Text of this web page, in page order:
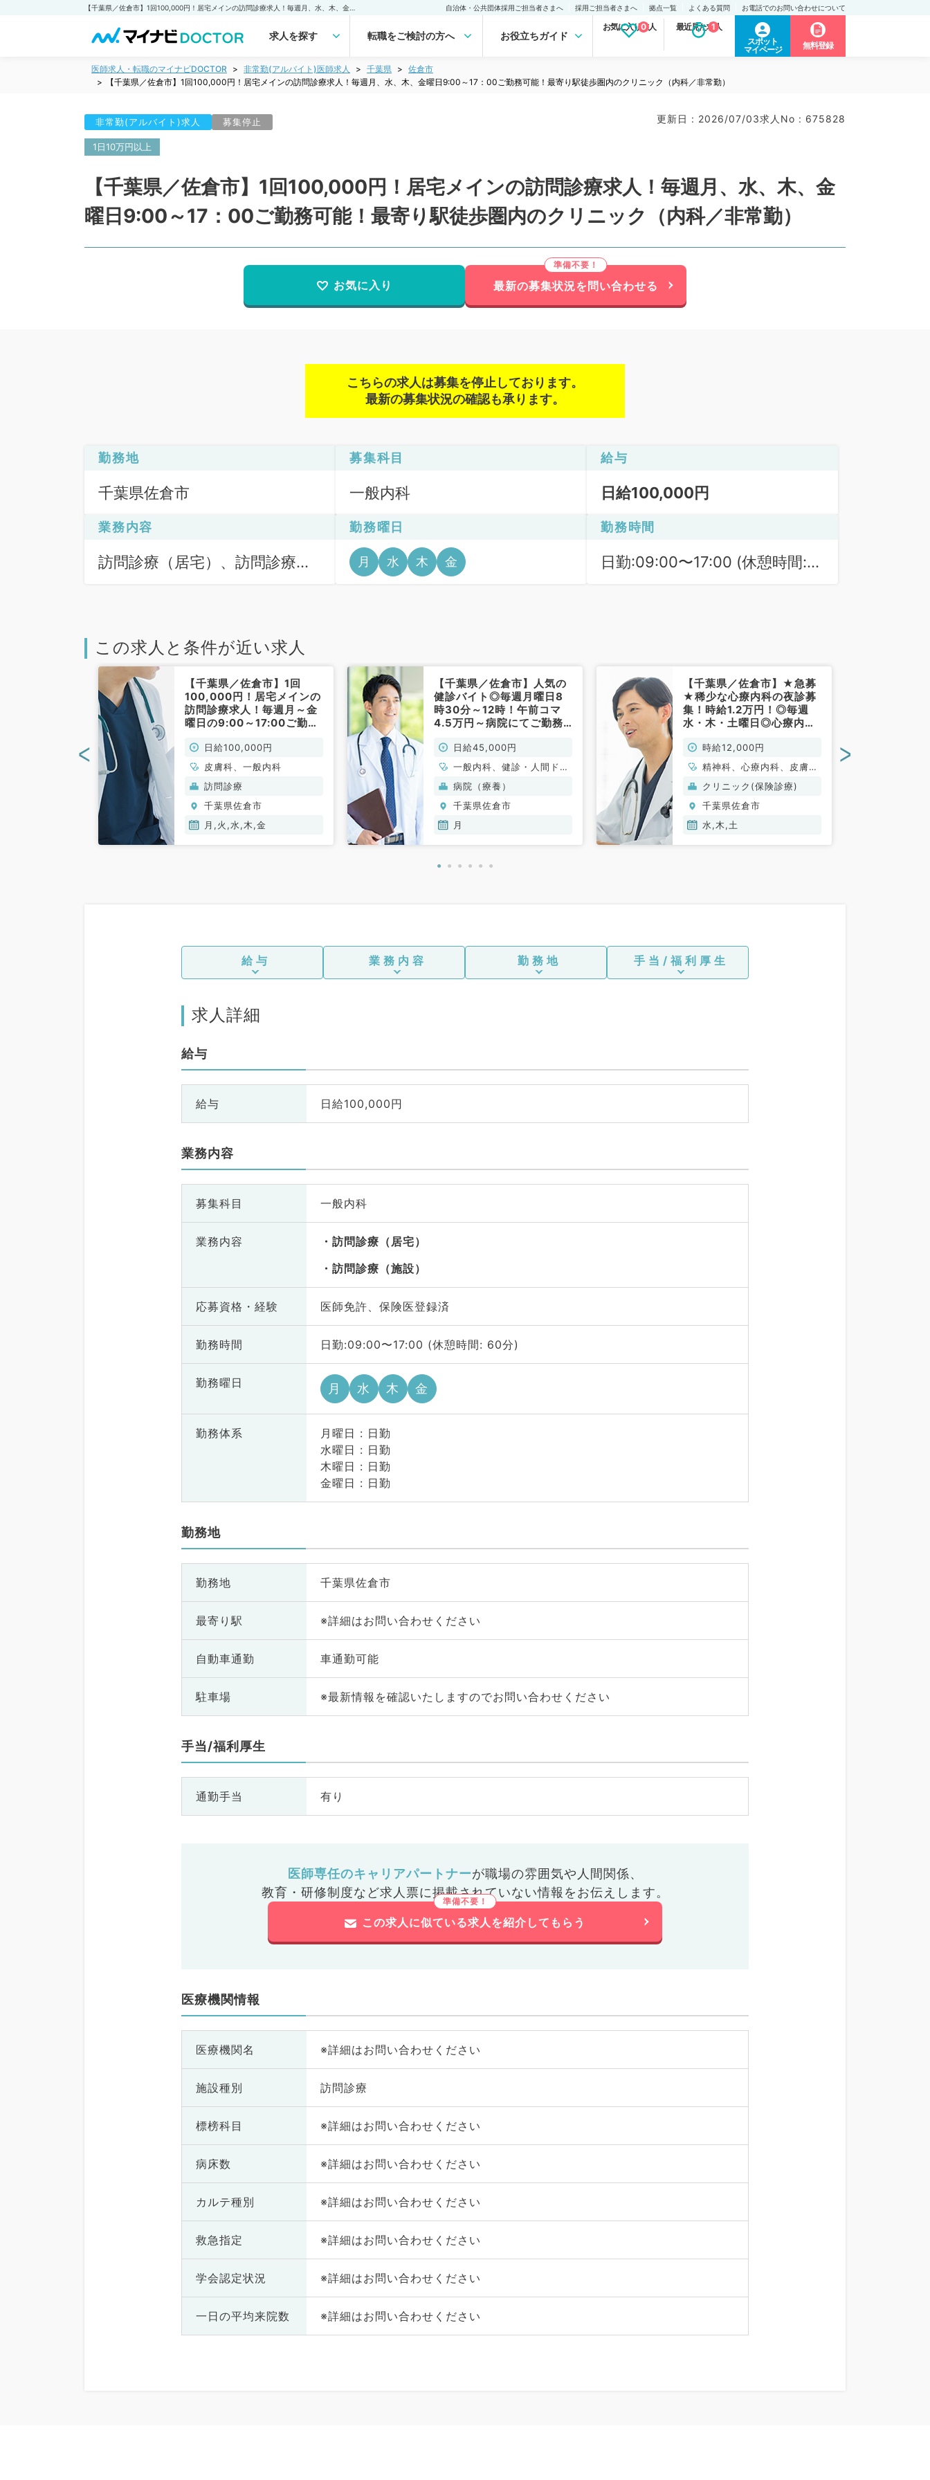
自治体・公共団体採用ご担当者さまへ 採用ご担当者さまへ 拠点一覧 よくある質問 お電話でのお問い合わせについて
求人を探す 転職をご検討の方へ お役立ちガイド
お気に入り求人
0 最近見た求人
1
スポット
マイページ
無料登録
医師求人・転職のマイナビDOCTOR 非常勤(アルバイト)医師求人 千葉県
佐倉市
【千葉県／佐倉市】1回100,000円！居宅メインの訪問診療求人！毎週月、水、木、金曜日9:00～17：00ご勤務可能！最寄り駅徒歩圏内のクリニック（内科／非常勤）
非常勤(アルバイト)求人 募集停止 更新日 : 2026/07/03求人No : 675828
1日10万円以上
【千葉県／佐倉市】1回100,000円！居宅メインの訪問診療求人！毎週月、水、木、金
曜日9:00～17：00ご勤務可能！最寄り駅徒歩圏内のクリニック（内科／非常勤）
お気に入り 最新の募集状況を問い合わせる
こちらの求人は募集を停止しております。
最新の募集状況の確認も承ります。
勤務地
千葉県佐倉市
募集科目
一般内科
給与
日給100,000円
業務内容
訪問診療（居宅）、訪問診療
勤務曜日
月 水 木 金
勤務時間
日勤:09:00〜17:00 (休憩時間:
この求人と条件が近い求人
【千葉県／佐倉市】1回
100,000円！居宅メインの
訪問診療求人！毎週月～金
曜日の9:00～17:00ご勤務
クリニック（内科系／非常
勤）
日給100,000円
皮膚科、一般内科
訪問診療
千葉県佐倉市
月,火,水,木,金
【千葉県／佐倉市】人気の
健診バイト◎毎週月曜日8
時30分～12時！午前コマ
4.5万円～病院にてご勤務
勤）日給45,000円
一般内科、健診・人間ドッ
ク
病院（療養）
千葉県佐倉市
月
【千葉県／佐倉市】★急募
★稀少な心療内科の夜診募
集！時給1.2万円！◎毎週
水・木・土曜日◎心療内科
ちの先生も歓迎～（心療内
科／非常勤）
時給12,000円
精神科、心療内科、皮膚
科、婦人科、眼科、一般内
科
クリニック(保険診療)
千葉県佐倉市
水,木,土
< >
給与 業務内容 勤務地 手当/福利厚生
求人詳細
給与
給与 日給100,000円
業務内容
募集科目 一般内科
業務内容
訪問診療（居宅）
訪問診療（施設）
応募資格・ 経験 医師免許、保険医登録済
勤務時間 日勤:09:00〜17:00 (休憩時間: 60分)
勤務曜日 月 水 木 金
勤務体系
月曜日 : 日勤
水曜日 : 日勤
木曜日 : 日勤
金曜日 : 日勤
勤務地
勤務地 千葉県佐倉市
最寄り駅 ※詳細はお問い合わせください
自動車通勤 車通勤可能
駐車場 ※最新情報を確認いたしますのでお問い合わせください
手当/福利厚生
通勤手当 有り
医師専任のキャリアパートナーが職場の雰囲気や人間関係、
教育・研修制度など求人票に掲載されていない情報をお伝えします。
この求人に似ている求人を紹介してもらう
医療機関情報
医療機関名 ※詳細はお問い合わせください
施設種別 訪問診療
標榜科目 ※詳細はお問い合わせください
病床数 ※詳細はお問い合わせください
カルテ種別 ※詳細はお問い合わせください
救急指定 ※詳細はお問い合わせください
学会認定状況 ※詳細はお問い合わせください
一日の平均来院数 ※詳細はお問い合わせください